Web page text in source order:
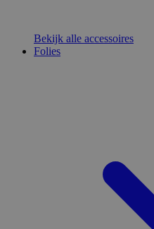
Bekijk alle accessoires
Folies